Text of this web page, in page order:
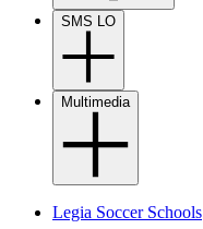
SMS LO
Multimedia
Legia Soccer Schools